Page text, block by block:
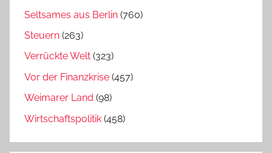
Seltsames aus Berlin (760)
Steuern (263)
Verrückte Welt (323)
Vor der Finanzkrise (457)
Weimarer Land (98)
Wirtschaftspolitik (458)